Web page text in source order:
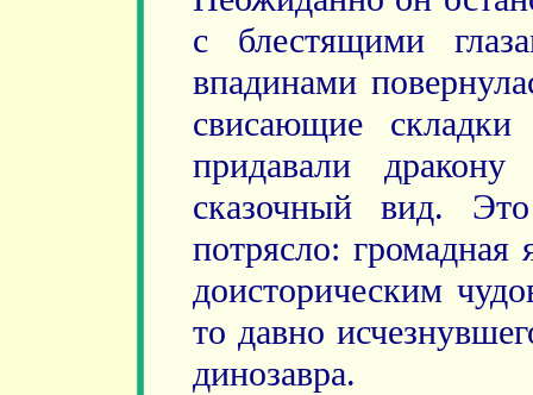
с блестящими
впадинами
свисающие
придавали
сказочный вид.
потрясло:
доисторическим
то давно
динозавра.